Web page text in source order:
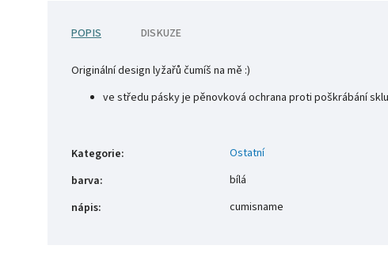
POPIS DISKUZE
Originální design lyžařů čumíš na mě :)
ve středu pásky je pěnovková ochrana proti poškrábání
Kategorie:
Ostatní
barva:
bílá
nápis: cumisname